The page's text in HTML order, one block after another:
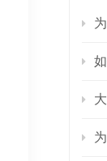
如
大